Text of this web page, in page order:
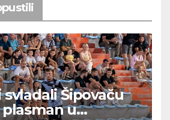
svladali Šipovaču
plasman u